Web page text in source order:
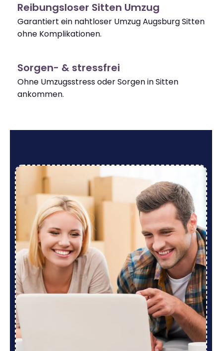
Reibungsloser Sitten Umzug
Garantiert ein nahtloser Umzug Augsburg Sitten
ohne Komplikationen.
Sorgen- & stressfrei
Ohne Umzugsstress oder Sorgen in Sitten
ankommen.